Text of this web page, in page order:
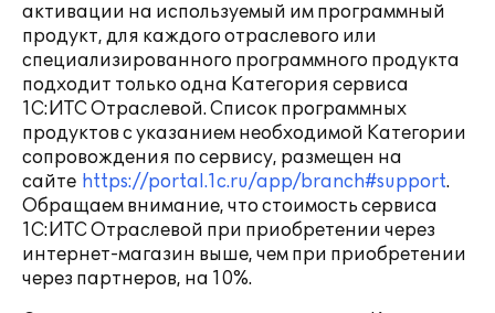
активации на используемый им программный
продукт, для каждого отраслевого или
специализированного программного продукта
подходит только одна Категория сервиса
1С:ИТС Отраслевой. Список программных
продуктов с указанием необходимой Категории
сопровождения по сервису, размещен на
сайте https://portal.1c.ru/app/branch#support.
Обращаем внимание, что стоимость сервиса
1С:ИТС Отраслевой при приобретении через
интернет-магазин выше, чем при приобретении
через партнеров, на 10%.